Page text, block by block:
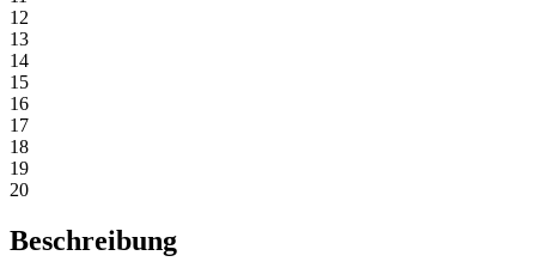
12
13
14
15
16
17
18
19
20
Beschreibung